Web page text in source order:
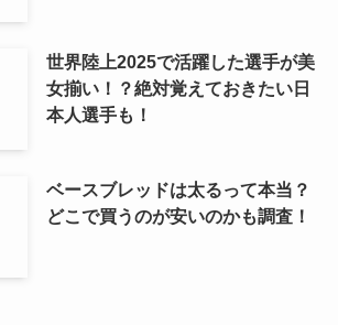
世界陸上2025で活躍した選手が美
女揃い！？絶対覚えておきたい日
本人選手も！
ベースブレッドは太るって本当？
どこで買うのが安いのかも調査！